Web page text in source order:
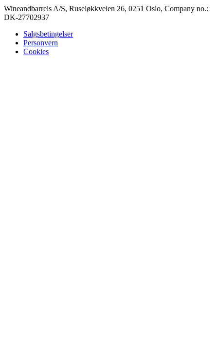
Wineandbarrels A/S, Ruseløkkveien 26, 0251 Oslo, Company no.:
DK-27702937
Salgsbetingelser
Personvern
Cookies